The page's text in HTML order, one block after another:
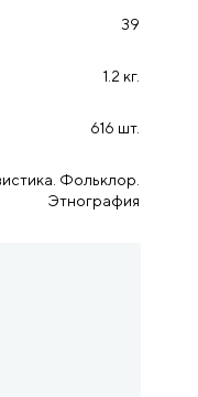
39
1.2 кг.
616 шт.
Фольклор.
Этнография